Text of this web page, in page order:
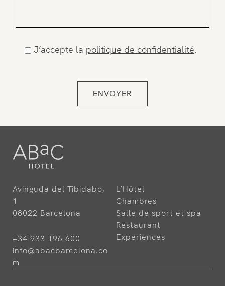
J’accepte la politique de confidentialité.
Avinguda del Tibidabo,
1
08022 Barcelona
+34 933 196 600
info@abacbarcelona.co
m
L’Hôtel
Chambres
Salle de sport et spa
Restaurant
Expériences